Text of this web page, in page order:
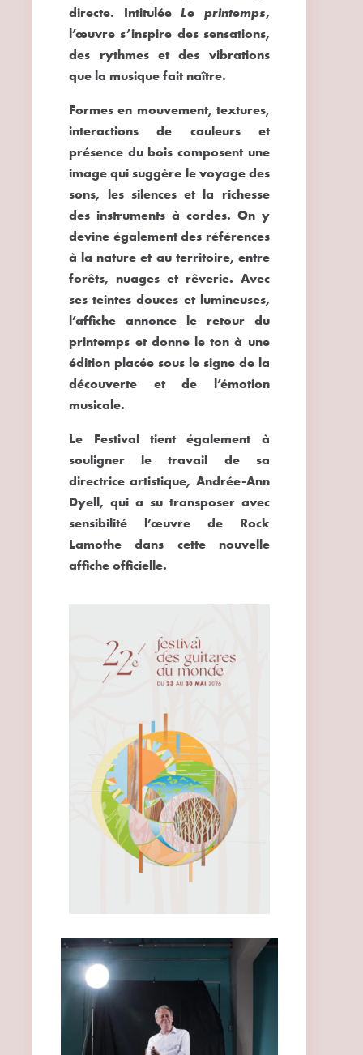
directe. IntituléeLe printemps,
l’œuvre s’inspire des sensations,
des rythmes et des vibrations
que la musique fait naître.
Formes en mouvement, textures,
interactions de couleurs et
présence du bois composent une
image qui suggère le voyage des
sons, les silences et la richesse
des instruments à cordes. On y
devine également des références
à la nature et au territoire, entre
forêts, nuages et rêverie. Avec
ses teintes douces et lumineuses,
l’affiche annonce le retour du
printemps et donne le ton à une
édition placée sous le signe de la
découverte et de l’émotion
musicale.
Le Festival tient également à
souligner le travail de sa
directrice artistique, Andrée-Ann
Dyell, qui a su transposer avec
sensibilité l’œuvre de Rock
Lamothe dans cette nouvelle
affiche officielle.